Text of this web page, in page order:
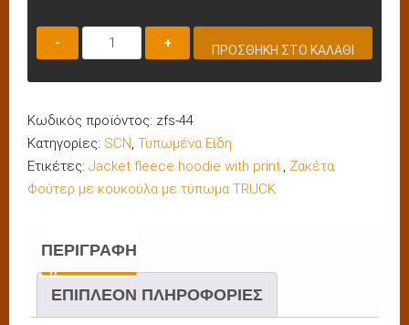
Ζακέτα
Φούτερ
Hoodie
44
ποσότητα
ΠΡΟΣΘΉΚΗ ΣΤΟ ΚΑΛΆΘΙ
Κωδικός προϊόντος: zfs-44
Κατηγορίες: SCN Τυπωμένα Είδη
Ετικέτες: Jacket fleece hoodie with print.
Ζακέτα
Φούτερ με κουκούλα με τύπωμα TRUCK
ΠΕΡΙΓΡΑΦΉ
ΕΠΙΠΛΈΟΝ ΠΛΗΡΟΦΟΡΊΕΣ